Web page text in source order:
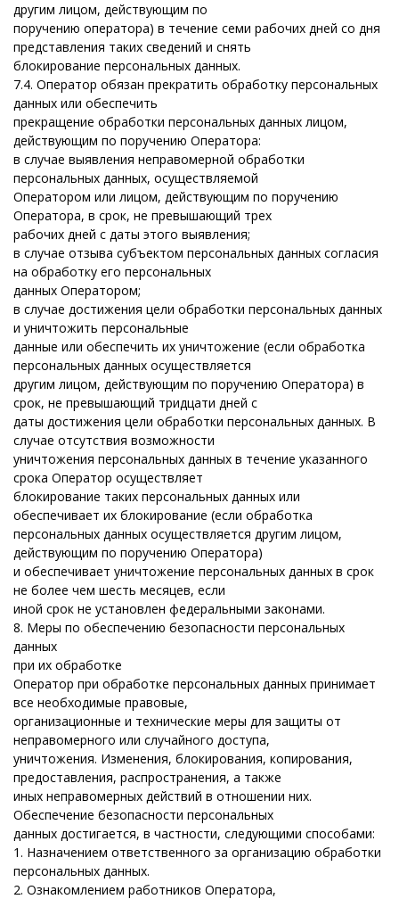
другим лицом, действующим по
поручению оператора) в течение семи рабочих дней со дня
представления таких сведений и снять
блокирование персональных данных.
7.4. Оператор обязан прекратить обработку персональных
данных или обеспечить
прекращение обработки персональных данных лицом,
действующим по поручению Оператора:
в случае выявления неправомерной обработки
персональных данных, осуществляемой
Оператором или лицом, действующим по поручению
Оператора, в срок, не превышающий трех
рабочих дней с даты этого выявления;
в случае отзыва субъектом персональных данных согласия
на обработку его персональных
данных Оператором;
в случае достижения цели обработки персональных данных
и уничтожить персональные
данные или обеспечить их уничтожение (если обработка
персональных данных осуществляется
другим лицом, действующим по поручению Оператора) в
срок, не превышающий тридцати дней с
даты достижения цели обработки персональных данных. В
случае отсутствия возможности
уничтожения персональных данных в течение указанного
срока Оператор осуществляет
блокирование таких персональных данных или
обеспечивает их блокирование (если обработка
персональных данных осуществляется другим лицом,
действующим по поручению Оператора)
и обеспечивает уничтожение персональных данных в срок
не более чем шесть месяцев, если
иной срок не установлен федеральными законами.
8. Меры по обеспечению безопасности персональных
данных
при их обработке
Оператор при обработке персональных данных принимает
все необходимые правовые,
организационные и технические меры для защиты от
неправомерного или случайного доступа,
уничтожения. Изменения, блокирования, копирования,
предоставления, распространения, а также
иных неправомерных действий в отношении них.
Обеспечение безопасности персональных
данных достигается, в частности, следующими способами:
1. Назначением ответственного за организацию обработки
персональных данных.
2. Ознакомлением работников Оператора,